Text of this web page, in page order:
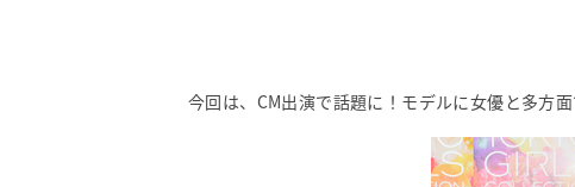
今回は、CM出演で話題に！モデルに女優と多方